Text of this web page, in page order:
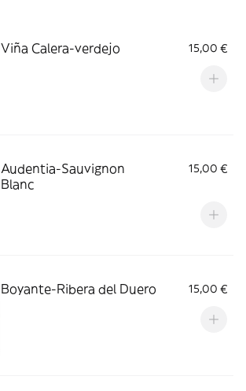
Viña Calera-verdejo 15,00 €
Audentia-Sauvignon
Blanc
15,00 €
Boyante-Ribera del Duero 15,00 €